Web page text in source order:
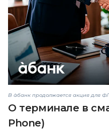
В àбанк продолжается акция для
О терминале в
Phone)